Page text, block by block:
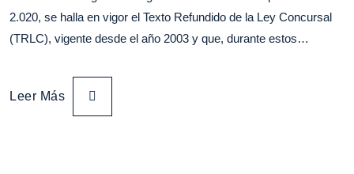
2.020, se halla en vigor el Texto Refundido de la Ley Concursal
(TRLC), vigente desde el año 2003 y que, durante estos…
Leer Más